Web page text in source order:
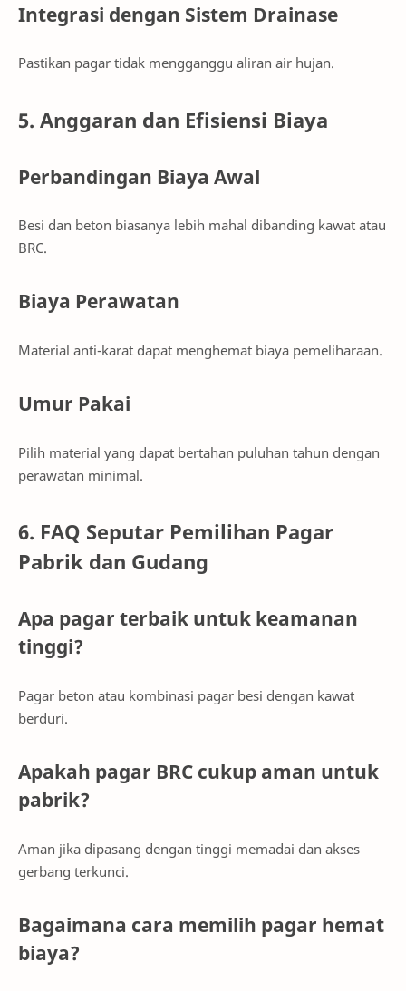
Integrasi dengan Sistem Drainase
Pastikan pagar tidak mengganggu aliran air hujan.
5. Anggaran dan Efisiensi Biaya
Perbandingan Biaya Awal
Besi dan beton biasanya lebih mahal dibanding kawat atau
BRC.
Biaya Perawatan
Material anti-karat dapat menghemat biaya pemeliharaan.
Umur Pakai
Pilih material yang dapat bertahan puluhan tahun dengan
perawatan minimal.
6. FAQ Seputar Pemilihan Pagar
Pabrik dan Gudang
Apa pagar terbaik untuk keamanan
tinggi?
Pagar beton atau kombinasi pagar besi dengan kawat
berduri.
Apakah pagar BRC cukup aman untuk
pabrik?
Aman jika dipasang dengan tinggi memadai dan akses
gerbang terkunci.
Bagaimana cara memilih pagar hemat
biaya?